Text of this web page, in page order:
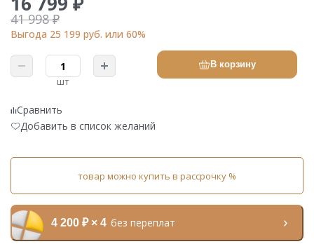
41 998 ₽
Выгода 25 199 руб. или 60%
шт
В корзину
Сравнить
Добавить в список желаний
товар можно купить в рассрочку %
4 200 ₽ × 4 без переплат